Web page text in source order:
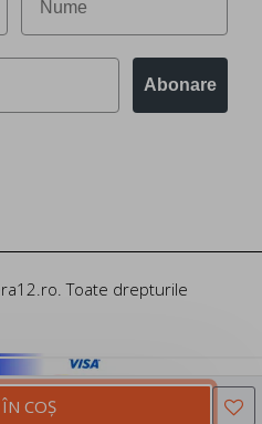
COŞ
Abonare
Toate drepturile